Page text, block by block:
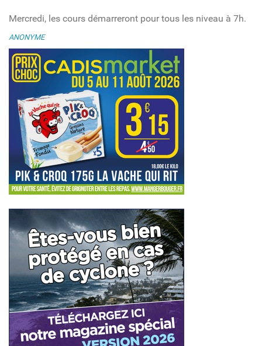
Mercredi, les cours démarreront pour tous les niveau à 7h.
ANONYME